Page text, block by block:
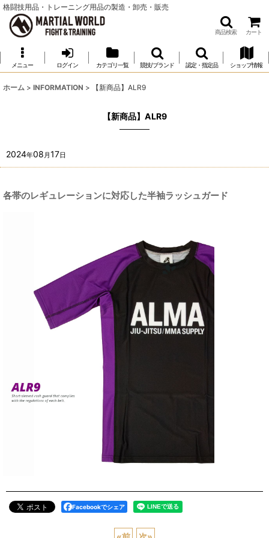
格闘技用品・トレーニング用品の製造・卸売・販売
商品検索 カート
メニュー ログイン カテゴリ一覧 競技/ブランド 認定・指定品 ショップ情報
ホーム > INFORMATION > 【新商品】ALR9
【新商品】ALR9
2024年08 月17日
各帯のレギュレーションに対応した半袖ラッシュガード
Facebookでシェア